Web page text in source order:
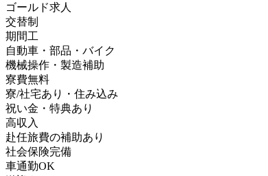
ゴールド求人
交替制
期間工
自動車・部品・バイク
機械操作・製造補助
寮費無料
寮/社宅あり・住み込み
祝い金・特典あり
高収入
赴任旅費の補助あり
社会保険完備
車通勤OK